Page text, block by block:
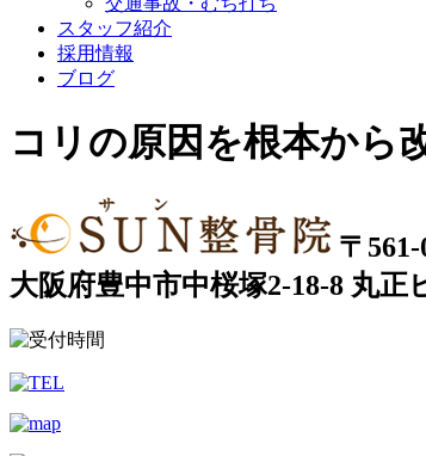
スタッフ紹介
採用情報
ブログ
コリの原因を根本から
〒561-
大阪府豊中市中桜塚2-18-8 丸正